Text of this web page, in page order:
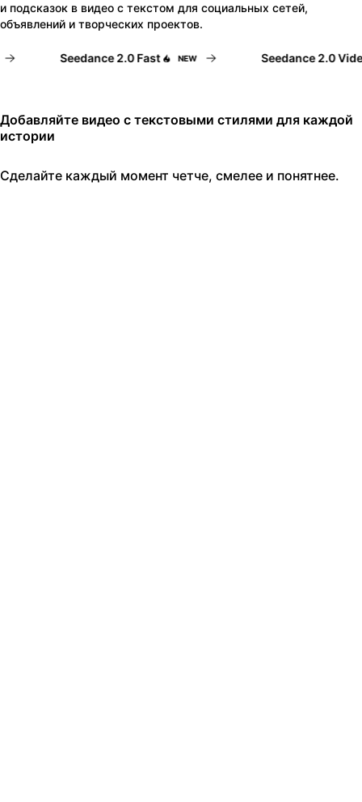
и подсказок в видео с текстом для социальных сетей,
объявлений и творческих проектов.
Seedance 2.0 Fast NEW Seedance 2.0 Video
Добавляйте видео с текстовыми стилями для каждой
истории
Сделайте каждый момент четче, смелее и понятнее.